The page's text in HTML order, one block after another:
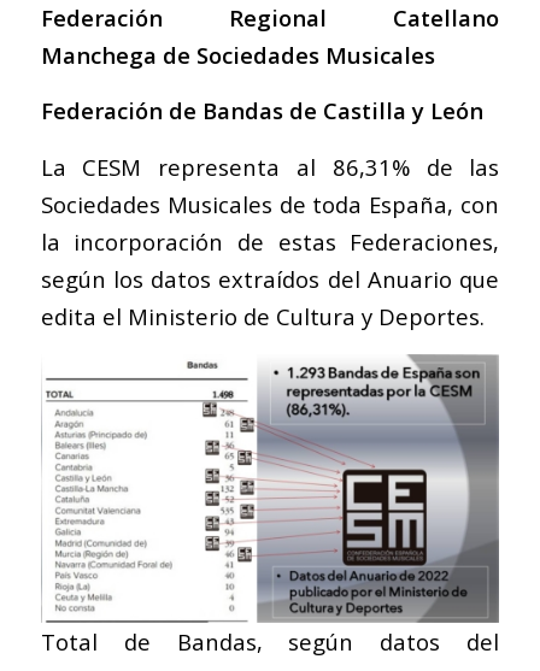
Federación Regional Catellano
Manchega de Sociedades Musicales
Federación de Bandas de Castilla y León
La CESM representa al 86,31% de las
Sociedades Musicales de toda España, con
la incorporación de estas Federaciones,
según los datos extraídos del Anuario que
edita el Ministerio de Cultura y Deportes.
Total de Bandas, según datos del